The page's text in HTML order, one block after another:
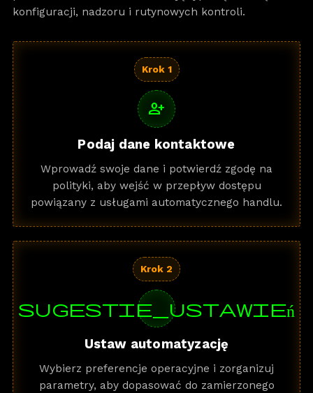
konfiguracji, nadzoru i rutynowych kontroli.
Krok 1
person_add
Podaj dane kontaktowe
Wprowadź swoje dane i potwierdź zgodę na
polityki, aby wejść w przepływ dostępu
powiązany z usługami automatycznego handlu.
Krok 2
sugestie_ustawień
Ustaw automatyzację
Wybierz preferencje operacyjne i zorganizuj
parametry, aby dopasować do zamierzonego